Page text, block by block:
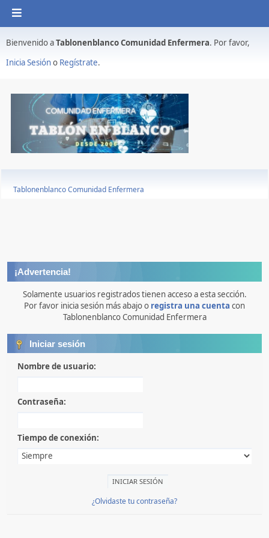
Bienvenido aTablonenblanco Comunidad Enfermera. Por favor,
Inicia Sesióno Regístrate.
Tablonenblanco Comunidad Enfermera
¡Advertencia!
Solamente usuarios registrados tienen acceso a esta sección.
Por favor inicia sesión más abajo o registra una cuenta con
Tablonenblanco Comunidad Enfermera
Iniciar sesión
Nombre de usuario:
Contraseña:
Tiempo de conexión:
¿Olvidaste tu contraseña?